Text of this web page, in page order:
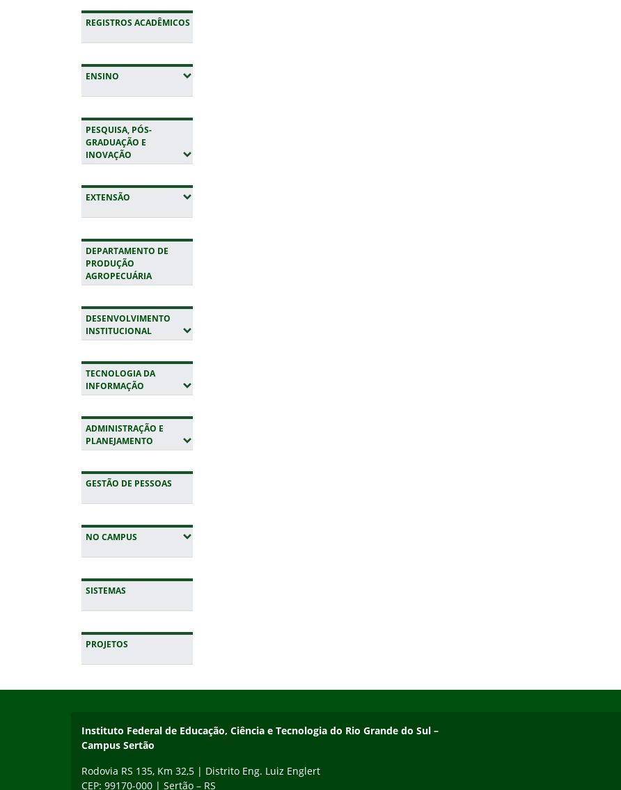
REGISTROS ACADÊMICOS
ENSINO (EXPANDIR SUBMENUS)
PESQUISA, PÓS-
GRADUAÇÃO E
INOVAÇÃO (EXPANDIR SUBMENUS)
EXTENSÃO (EXPANDIR SUBMENUS)
DEPARTAMENTO DE
PRODUÇÃO
AGROPECUÁRIA
DESENVOLVIMENTO
INSTITUCIONAL(EXPANDIR SUBMENUS)
TECNOLOGIA DA
INFORMAÇÃO (EXPANDIR SUBMENUS)
ADMINISTRAÇÃO E
PLANEJAMENTO (EXPANDIR SUBMENUS)
GESTÃO DE PESSOAS
NO CAMPUS (EXPANDIR SUBMENUS)
SISTEMAS
PROJETOS
Instituto Federal de Educação, Ciência e Tecnologia do Rio Grande do Sul –
Campus Sertão
Rodovia RS 135, Km 32,5 | Distrito Eng. Luiz Englert
CEP: 99170-000 | Sertão – RS